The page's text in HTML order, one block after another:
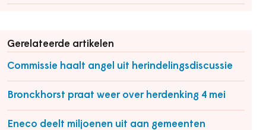
Gerelateerde artikelen
Commissie haalt angel uit herindelingsdiscussie
Bronckhorst praat weer over herdenking 4 mei
Eneco deelt miljoenen uit aan gemeenten